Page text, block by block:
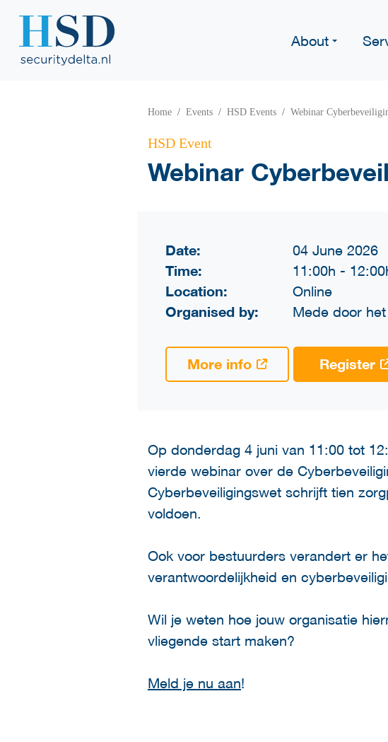
About
Home Events HSD Events Webinar
HSD Event
Webinar
Date: 04 June 2026
Time: 11:00h -
Location: Online
Organised by: Mede door
More info Register
Op donderdag 4 juni van 11:00 tot
vierde webinar over de
Cyberbeveiligingswet schrijft tien
voldoen.
Ook voor bestuurders verandert er
verantwoordelijkheid en
Wil je weten hoe jouw organisatie
vliegende start maken?
Meld je nu aan!